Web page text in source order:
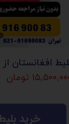
افغانستان از
تومان